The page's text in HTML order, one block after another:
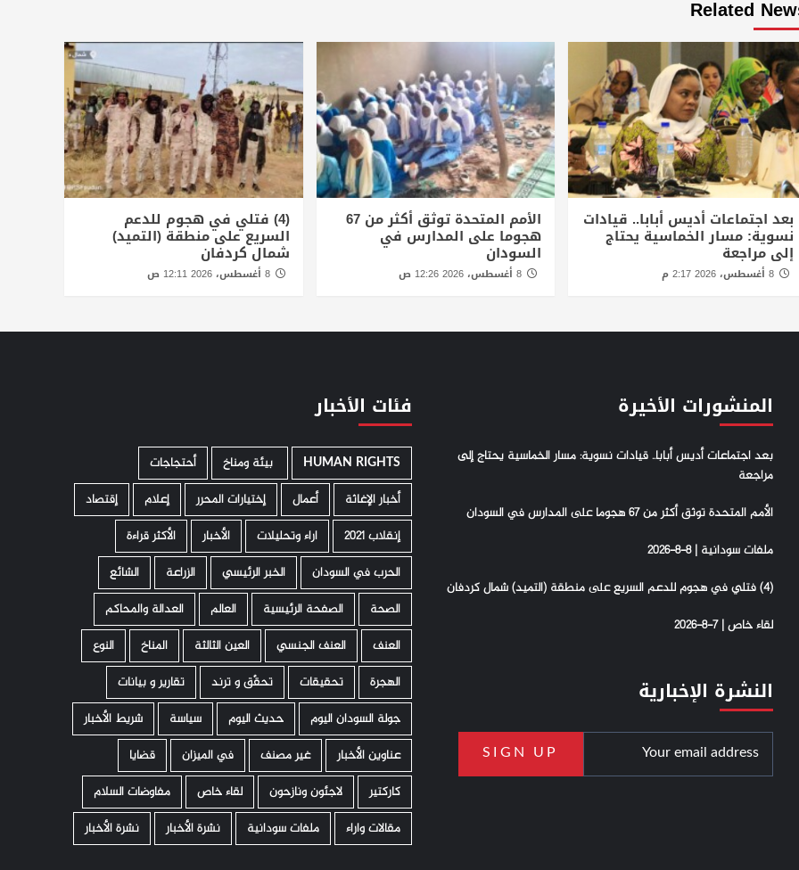
Related
بعد اجتماعات أديس أبابا.. قيادات
نسوية: مسار الخماسية يحتاج
إلى مراجعة
8 أغسطس، 2026 2:17 م
الأمم المتحدة توثق أكثر من 67
هجوما على المدارس في
السودان
(4) فتلي في هجوم للدعم
السريع على منطقة (التميد)
شمال كردفان
8 أغسطس، 2026 12:11 ص
المنشورات الأخيرة
بعد اجتماعات أديس أبابا.. قيادات نسوية: مسار الخماسية يحتاج إلى
مراجعة
الأمم المتحدة توثق أكثر من 67 هجوما على المدارس في السودان
ملفات سودانية | 8-8-2026
(4) فتلي في هجوم للدعم السريع على منطقة (التميد) شمال كردفان
لقاء خاص | 7-8-2026
النشرة الإخبارية
فئات الأخبار
HUMAN RIGHTS ­ بيئة ومناخ
أحتجاجات
أخبار الإغاثة
أعمال إختيارات المحرر إعلام
إقتصاد
إنقلاب 2021
اراء وتحليلات الأخبار
الأكثر قراءة
الحرب في السودان
الخبر الرئيسي الزراعة
الشائع
الصحة
الصفحة الرئيسية العالم
العدالة والمحاكم
العنف
العنف الجنسي العين الثالثة المناخ
النوع
الهجرة
تحقيقات تحقّق و ترند
تقارير و بيانات
جولة السودان اليوم
حديث اليوم سياسة
شريط الأخبار
عناوين الأخبار
غير مصنف في الميزان
قضايا
كاركتير
لاجئون ونازحون لقاء خاص
مفاوضات السلام
مقالات واراء
ملفات سودانية نشرة الأخبار نشرة الأخبار